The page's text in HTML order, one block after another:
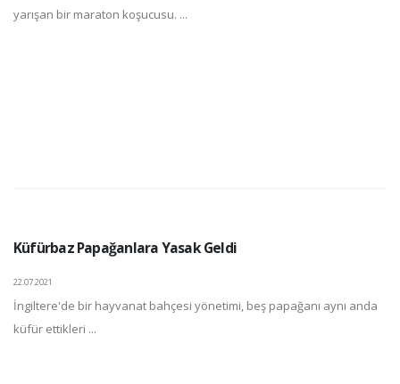
yarışan bir maraton koşucusu. ...
Küfürbaz Papağanlara Yasak Geldi
22.07.2021
İngiltere'de bir hayvanat bahçesi yönetimi, beş papağanı aynı anda
küfür ettikleri ...